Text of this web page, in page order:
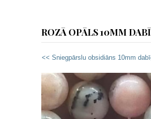
ROZĀ OPĀLS 10MM
<< Sniegpārslu obsidiāns 10mm